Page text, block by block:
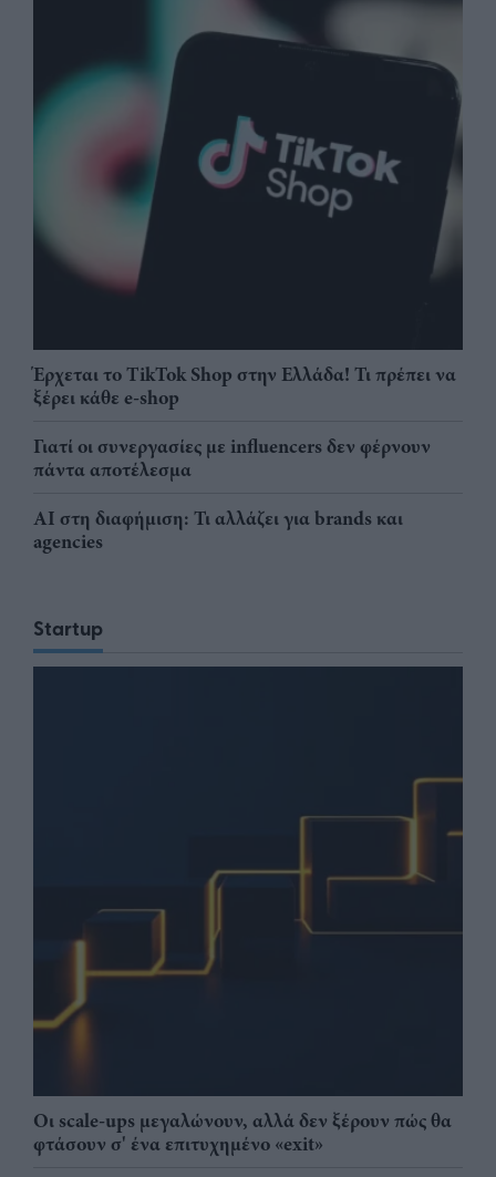
Έρχεται το TikTok Shop στην Ελλάδα! Τι πρέπει να
ξέρει κάθε e-shop
Γιατί οι συνεργασίες με influencers δεν φέρνουν
πάντα αποτέλεσμα
AI στη διαφήμιση: Τι αλλάζει για brands και
agencies
Startup
Οι scale-ups μεγαλώνουν, αλλά δεν ξέρουν πώς θα
φτάσουν σ' ένα επιτυχημένο «exit»